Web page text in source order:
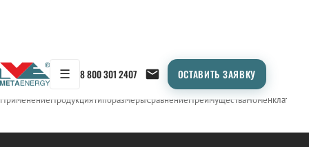
☰ 8 800 301 2407 ОСТАВИТЬ ЗАЯВКУ
← Продукция/ШИНОПРОВОД
ПрименениеПродукцияТипоразмерыСравнениеПреимуществаНоменклатура